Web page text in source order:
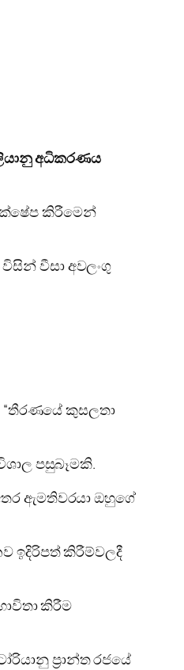
අධිකරණය
කිරීමෙන්
වීසා අවලංගු
කුසලතා
පසුබෑමකි.
ඇමතිවරයා ඔහුගේ
ඉදිරිපත් කිරීම්වලදී
කිරීම
ප්‍රාන්ත රජයේ